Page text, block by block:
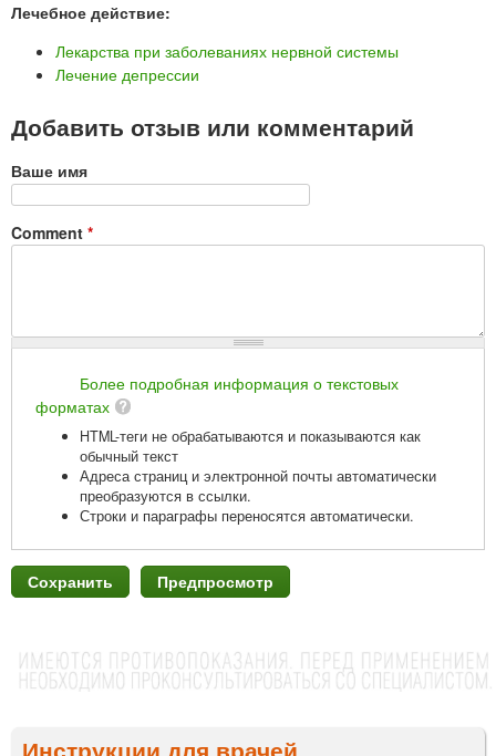
Лечебное действие:
Лекарства при заболеваниях нервной системы
Лечение депрессии
Добавить отзыв или комментарий
Ваше имя
Comment *
Более подробная информация о текстовых
форматах
HTML-теги не обрабатываются и показываются как
обычный текст
Адреса страниц и электронной почты автоматически
преобразуются в ссылки.
Строки и параграфы переносятся автоматически.